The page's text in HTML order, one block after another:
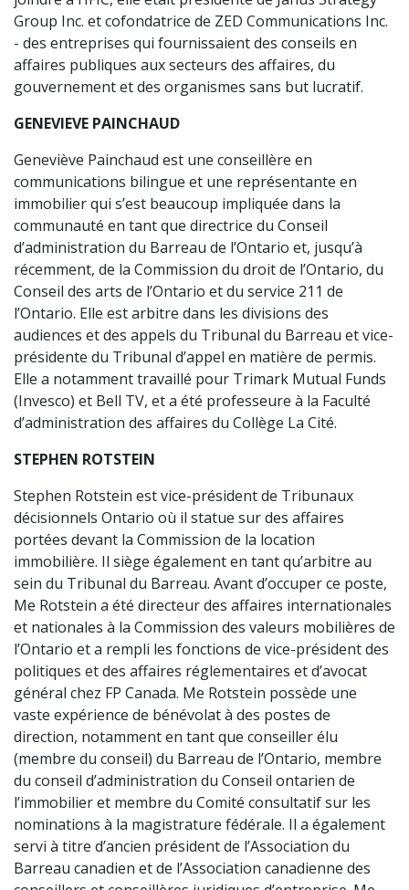
Group Inc. et cofondatrice de ZED Communications Inc.
- des entreprises qui fournissaient des conseils en
affaires publiques aux secteurs des affaires, du
gouvernement et des organismes sans but lucratif.
GENEVIEVE PAINCHAUD
Geneviève Painchaud est une conseillère en
communications bilingue et une représentante en
immobilier qui s’est beaucoup impliquée dans la
communauté en tant que directrice du Conseil
d’administration du Barreau de l’Ontario et, jusqu’à
récemment, de la Commission du droit de l’Ontario, du
Conseil des arts de l’Ontario et du service 211 de
l’Ontario. Elle est arbitre dans les divisions des
audiences et des appels du Tribunal du Barreau et vice-
présidente du Tribunal d’appel en matière de permis.
Elle a notamment travaillé pour Trimark Mutual Funds
(Invesco) et Bell TV, et a été professeure à la Faculté
d’administration des affaires du Collège La Cité.
STEPHEN ROTSTEIN
Stephen Rotstein est vice-président de Tribunaux
décisionnels Ontario où il statue sur des affaires
portées devant la Commission de la location
immobilière. Il siège également en tant qu’arbitre au
sein du Tribunal du Barreau. Avant d’occuper ce poste,
Me Rotstein a été directeur des affaires internationales
et nationales à la Commission des valeurs mobilières de
l’Ontario et a rempli les fonctions de vice-président des
politiques et des affaires réglementaires et d’avocat
général chez FP Canada. Me Rotstein possède une
vaste expérience de bénévolat à des postes de
direction, notamment en tant que conseiller élu
(membre du conseil) du Barreau de l’Ontario, membre
du conseil d’administration du Conseil ontarien de
l’immobilier et membre du Comité consultatif sur les
nominations à la magistrature fédérale. Il a également
servi à titre d’ancien président de l’Association du
Barreau canadien et de l’Association canadienne des